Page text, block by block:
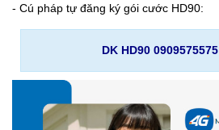
- Cú pháp tự đăng ký gói cước HD90:
DK HD90 0909575575